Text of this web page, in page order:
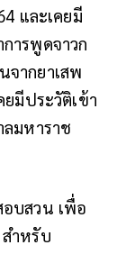
และเคยมี
ารพูดจาวก
ากยาเสพ
ยมีประวัติเข้า
ลมหาราช
อบสวน เพื่อ
สำหรับ